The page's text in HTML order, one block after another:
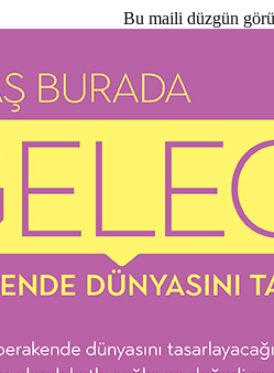
Bu maili düzgün